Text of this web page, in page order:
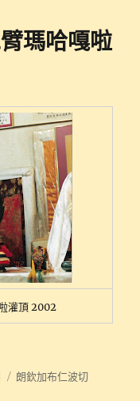
瑪哈嘎啦
灌頂 2002
分
朗欽加布仁波切